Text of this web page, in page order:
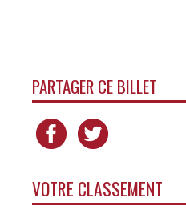
PARTAGER CE BILLET
VOTRE CLASSEMENT